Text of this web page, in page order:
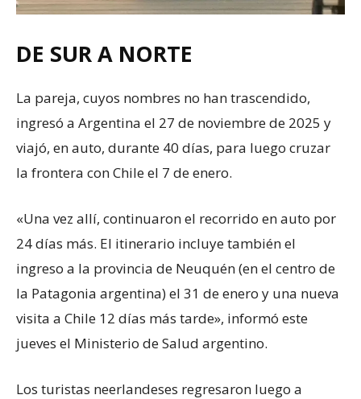
DE SUR A NORTE
La pareja, cuyos nombres no han trascendido,
ingresó a Argentina el 27 de noviembre de 2025 y
viajó, en auto, durante 40 días, para luego cruzar
la frontera con Chile el 7 de enero.
«Una vez allí, continuaron el recorrido en auto por
24 días más. El itinerario incluye también el
ingreso a la provincia de Neuquén (en el centro de
la Patagonia argentina) el 31 de enero y una nueva
visita a Chile 12 días más tarde», informó este
jueves el Ministerio de Salud argentino.
Los turistas neerlandeses regresaron luego a